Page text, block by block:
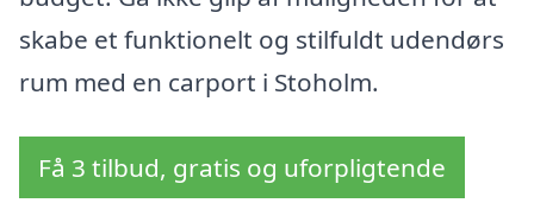
skabe et funktionelt og stilfuldt udendørs
rum med en carport i Stoholm.
Få 3 tilbud, gratis og uforpligtende